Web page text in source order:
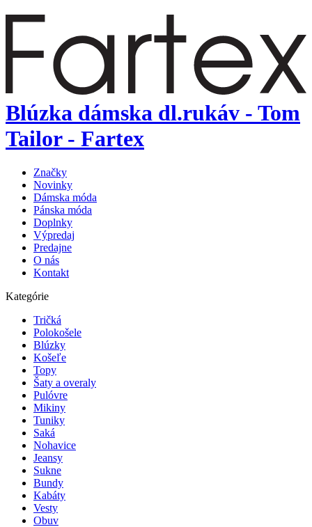
Blúzka dámska dl.rukáv - Tom
Tailor - Fartex
Značky
Novinky
Dámska móda
Pánska móda
Doplnky
Výpredaj
Predajne
O nás
Kontakt
Kategórie
Tričká
Polokošele
Blúzky
Košeľe
Topy
Šaty a overaly
Pulóvre
Mikiny
Tuniky
Saká
Nohavice
Jeansy
Sukne
Bundy
Kabáty
Vesty
Obuv